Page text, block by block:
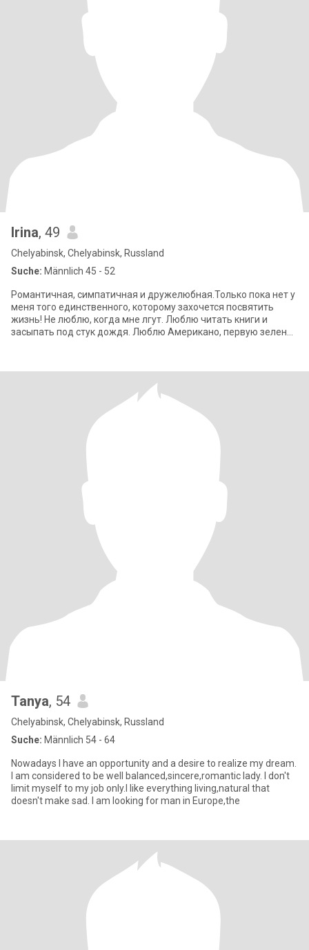
Irina, 49
Chelyabinsk, Chelyabinsk, Russland
Suche: Männlich 45 - 52
Романтичная, симпатичная и дружелюбная.Только пока нет у
меня того единственного, которому захочется посвятить
жизнь! Не люблю, когда мне лгут. Люблю читать книги и
засыпать под стук дождя. Люблю Американо, первую зелень
Tanya, 54
Chelyabinsk, Chelyabinsk, Russland
Suche: Männlich 54 - 64
Nowadays I have an opportunity and a desire to realize my dream.
I am considered to be well balanced,sincere,romantic lady. I don't
limit myself to my job only.I like everything living,natural that
doesn't make sad. I am looking for man in Europe,the